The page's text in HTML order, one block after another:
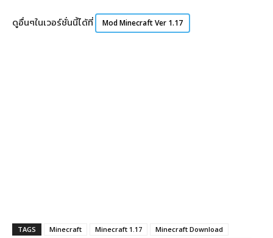
ดูอื่นๆในเวอร์ชั่นนี้ได้ที่ Mod Minecraft Ver 1.17
TAGS Minecraft Minecraft 1.17
Minecraft Download